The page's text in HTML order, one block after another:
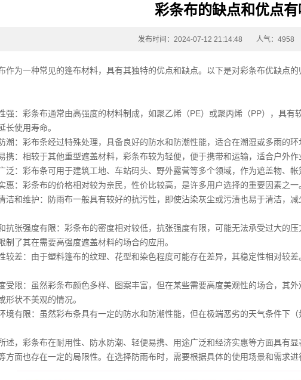
彩条布的缺点和优点
发布时间：2024-07-12 21:14:48 人气：4958
作为一种常见的篷布材料，具有其独特的优点和缺点。以下是对彩条布优缺点的
强： 彩条布通常由高强度的材料制成，如聚乙烯（PE）或聚丙烯（PP），具
长使用寿命。
潮：彩布条经过特殊处理，具备良好的防水和防潮性能，适合在潮湿或多雨的环
携：相较于其他重型遮盖材料， 彩条布较为轻便，便于携带和运输，适合户外作
泛：彩布条可用于建筑工地、车站码头、野外露营等多个领域，作为遮盖物、帐
惠： 彩条布的价格相对较为亲民，性价比较高，是许多用户选择的重要因素之一
洁和维护：防雨布一般具有较好的抗污性，即使沾染灰尘或污渍也易于清洁，减
抗张强度有限： 彩条布的密度相对较低，抗张强度有限，可能无法承受过大的
制了其在需要高强度遮盖材料的场合的应用。
较差：由于塑料篷布的纹理、花型和染色程度可能存在差异，其稳定性相对较
受限：虽然彩条布颜色多样、图案丰富，但在某些需要高度美观性的场合，其
形状不美观的情况。
境有限：虽然彩布条具有一定的防水和防潮性能，但在极端恶劣的天气条件下
述， 彩条布在耐用性、防水防潮、轻便易携、用途广泛和经济实惠等方面具有
方面也存在一定的局限性。在选择防雨布时，需要根据具体的使用场景和需求进